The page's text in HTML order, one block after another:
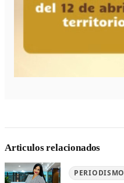
Articulos relacionados
PERIODISMO